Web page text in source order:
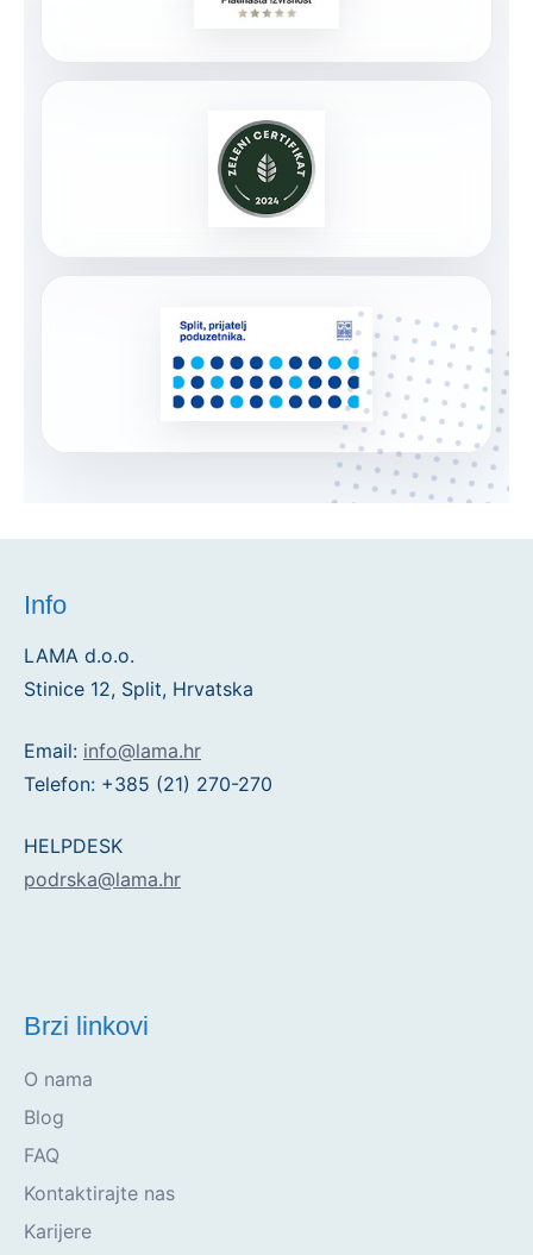
Info
LAMA d.o.o.
Stinice 12, Split, Hrvatska
Email: info@lama.hr
Telefon: +385 (21) 270-270
HELPDESK
podrska@lama.hr
Brzi linkovi
O nama
Blog
FAQ
Kontaktirajte nas
Karijere